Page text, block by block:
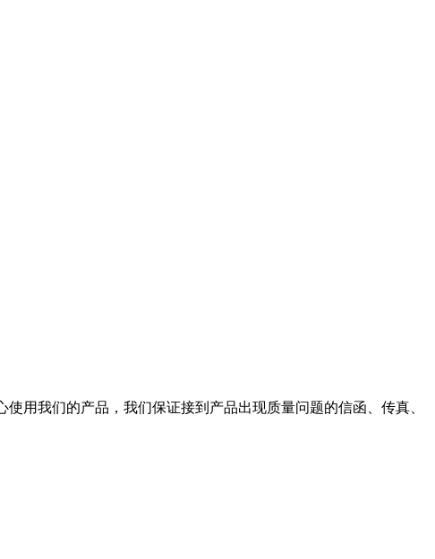
用我们的产品，我们保证接到产品出现质量问题的信函、传真、